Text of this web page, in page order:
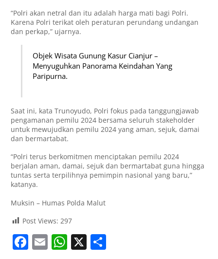
“Polri akan netral dan itu adalah harga mati bagi Polri.
Karena Polri terikat oleh peraturan perundang undangan
dan perkap,” ujarnya.
Objek Wisata Gunung Kasur Cianjur –
Menyuguhkan Panorama Keindahan Yang
Paripurna.
Saat ini, kata Trunoyudo, Polri fokus pada tanggungjawab
pengamanan pemilu 2024 bersama seluruh stakeholder
untuk mewujudkan pemilu 2024 yang aman, sejuk, damai
dan bermartabat.
“Polri terus berkomitmen menciptakan pemilu 2024
berjalan aman, damai, sejuk dan bermartabat guna hingga
tuntas serta terpilihnya pemimpin nasional yang baru,”
katanya.
Muksin – Humas Polda Malut
Post Views: 297
F E W X